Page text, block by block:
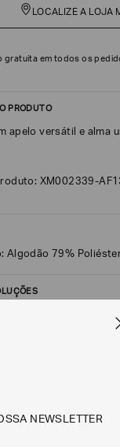
LOCALIZE A LOJA
gratuita em todos os
PRODUTO
apelo versátil e alma
XM002339-
Algodão 79%
e tipos de entrega são
NEWSLETTER